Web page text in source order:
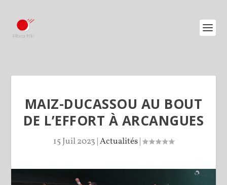
MAIZ-DUCASSOU AU BOUT
DE L’EFFORT À ARCANGUES
15 Juil 2023 |Actualités|